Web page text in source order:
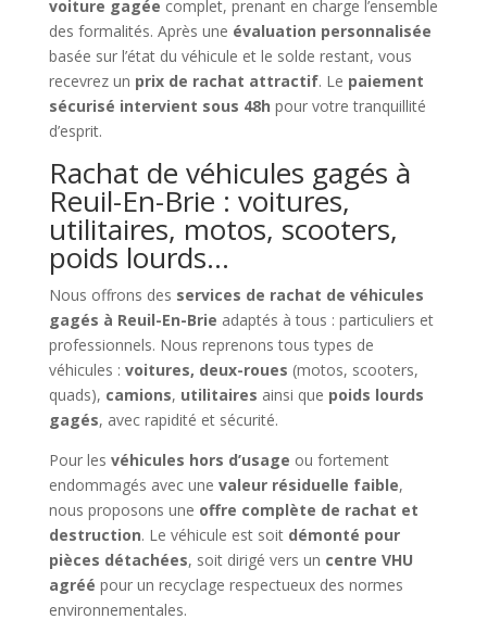
voiture gagée complet, prenant en charge l’ensemble
des formalités. Après une évaluation personnalisée
basée sur l’état du véhicule et le solde restant, vous
recevrez un prix de rachat attractif. Le paiement
sécurisé intervient sous 48h pour votre tranquillité
d’esprit.
Rachat de véhicules gagés à
Reuil-En-Brie : voitures,
utilitaires, motos, scooters,
poids lourds…
Nous offrons des services de rachat de véhicules
gagés à Reuil-En-Brie adaptés à tous : particuliers et
professionnels. Nous reprenons tous types de
véhicules : voitures, deux-roues (motos, scooters,
quads), camions, utilitaires ainsi que poids lourds
gagés, avec rapidité et sécurité.
Pour les véhicules hors d’usage ou fortement
endommagés avec une valeur résiduelle faible,
nous proposons une offre complète de rachat et
destruction. Le véhicule est soit démonté pour
pièces détachées, soit dirigé vers un centre VHU
agréé pour un recyclage respectueux des normes
environnementales.